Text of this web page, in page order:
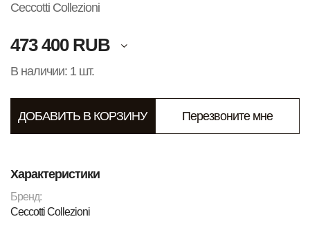
Ceccotti Collezioni
473 400 RUB
В наличии: 1 шт.
ДОБАВИТЬ В КОРЗИНУ Перезвоните мне
Характеристики
Бренд:
Ceccotti Collezioni